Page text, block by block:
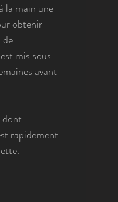
la main une
obtenir
mis sous
avant
dont
rapidement